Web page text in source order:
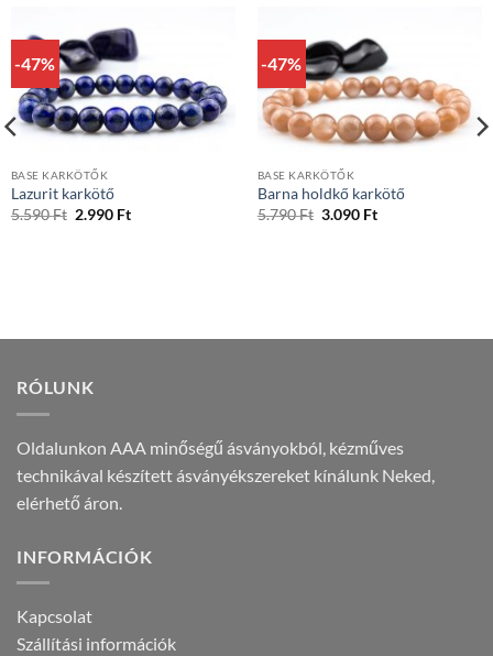
-47%
BASE KARKÖTŐK
Lazurit karkötő
5.590Ft Original
2.990 FtCurrent
-47%
BASE KARKÖTŐK
Barna holdkő karkötő
5.790Ft Original
3.090 FtCurrent
RÓLUNK
Oldalunkon AAA minőségű ásványokból, kézműves
technikával készített ásványékszereket kínálunk Neked,
elérhető áron.
INFORMÁCIÓK
Kapcsolat
Szállítási információk